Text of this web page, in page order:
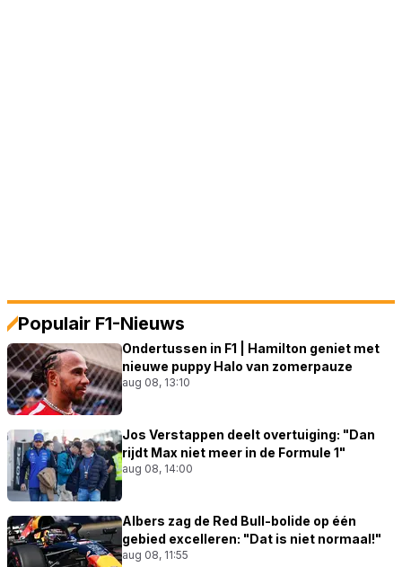
Populair F1-Nieuws
Ondertussen in F1 | Hamilton geniet met
nieuwe puppy Halo van zomerpauze
aug 08, 13:10
Jos Verstappen deelt overtuiging: "Dan
rijdt Max niet meer in de Formule 1"
aug 08, 14:00
Albers zag de Red Bull-bolide op één
gebied excelleren: "Dat is niet normaal!"
aug 08, 11:55